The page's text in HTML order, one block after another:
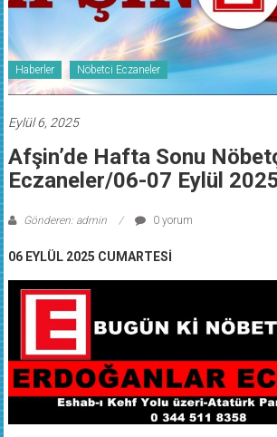
Haberler Nöbetci Eczaneler
Eylül 6, 2025
Afşin’de Hafta Sonu
Eczaneler/06-07 Eylül
Gönderen: admin 0 yorum
06 EYLÜL 2025 CUMARTESİ